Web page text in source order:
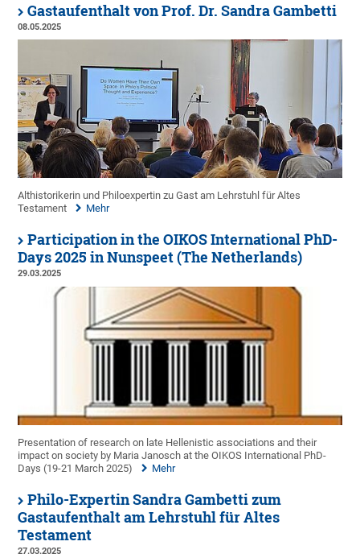
Gastaufenthalt von Prof. Dr. Sandra Gambetti
08.05.2025
Althistorikerin und Philoexpertin zu Gast am Lehrstuhl für Altes
Testament
Mehr
Participation in the OIKOS International PhD-
Days 2025 in Nunspeet (The Netherlands)
29.03.2025
Presentation of research on late Hellenistic associations and their
impact on society by Maria Janosch at the OIKOS International PhD-
Days (19-21 March 2025)
Mehr
Philo-Expertin Sandra Gambetti zum
Gastaufenthalt am Lehrstuhl für Altes
Testament
27.03.2025